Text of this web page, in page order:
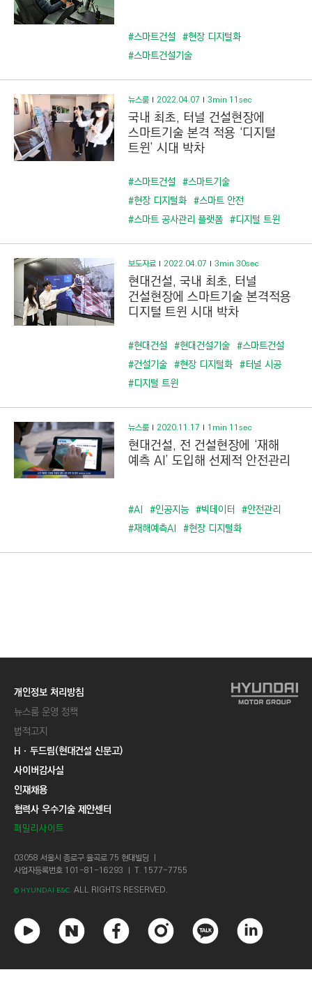
R
O
N
)
#스마트건설 #현장 디지털화
#스마트건설기술
뉴스룸 2022.04.07 3min 11sec
국내 최초, 터널 건설현장에
스마트기술 본격 적용 ‘디지털
트윈’ 시대 박차
#스마트건설 #스마트기술
#현장 디지털화 #스마트 안전
#스마트 공사관리 플랫폼 #디지털 트윈
보도자료 2022.04.07 3min 30sec
현대건설, 국내 최초, 터널
건설현장에 스마트기술 본격적용
디지털 트윈 시대 박차
#현대건설 #현대건설기술 #스마트건설
#건설기술 #현장 디지털화 #터널 시공
#디지털 트윈
뉴스룸 2020.11.17 1min 11sec
현대건설, 전 건설현장에 ‘재해
예측 AI’ 도입해 선제적 안전관리
#AI #인공지능 #빅데이터 #안전관리
#재해예측AI #현장 디지털화
개인정보 처리방침
뉴스룸 운영 정책
법적고지
Hㆍ두드림(현대건설 신문고)
사이버감사실
인재채용
협력사 우수기술 제안센터
패밀리사이트
03058 서울시 종로구 율곡로 75 현대빌딩 ㅣ
사업자등록번호 101-81-16293 ㅣ T. 1577-7755
© HYUNDAI E&C. ALL RIGHTS RESERVED.
튜
이
이
스
카
크